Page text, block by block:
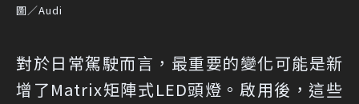
圖／Audi
對於日常駕駛而言，最重要的變化可能是新
增了Matrix矩陣式LED頭燈。啟用後，這些